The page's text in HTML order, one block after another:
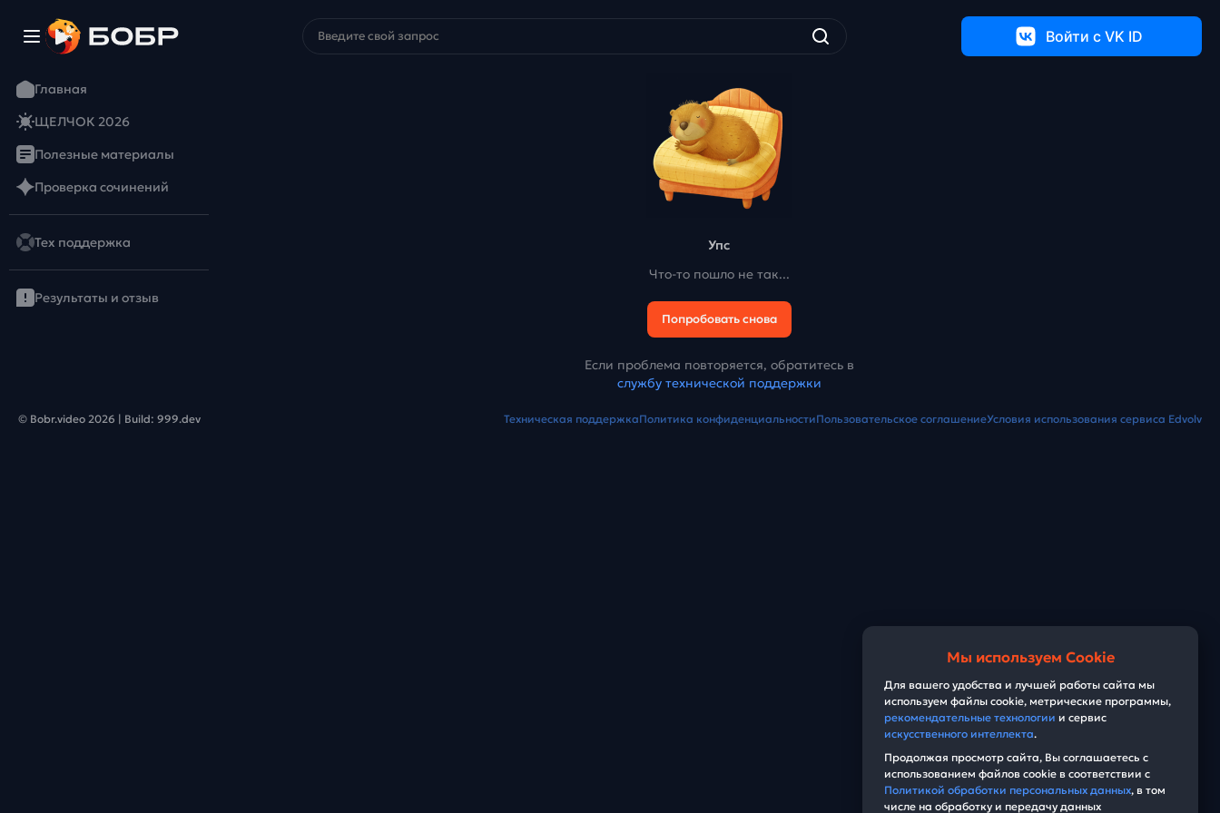
Войти c VK ID
Главная
ЩЕЛЧОК 2026
Полезные материалы
Проверка сочинений
Тех поддержка
Результаты и отзыв
Упс
Что-то пошло не так...
Попробовать снова
Если проблема повторяется, обратитесь в
службу технической поддержки
© Bobr.video 2026 | Build: 999.dev Техническая поддержкаПолитика конфиденциальностиПользовательское соглашениеУсловия использования сервиса Edvolv
Мы используем Cookie
Для вашего удобства и лучшей работы сайта мы
используем файлы cookie, метрические программы,
рекомендательные технологии и сервис
искусственного интеллекта.
Продолжая просмотр сайта, Вы соглашаетесь с
использованием файлов cookie в соответствии с
Политикой обработки персональных данных, в том
числе на обработку и передачу данных